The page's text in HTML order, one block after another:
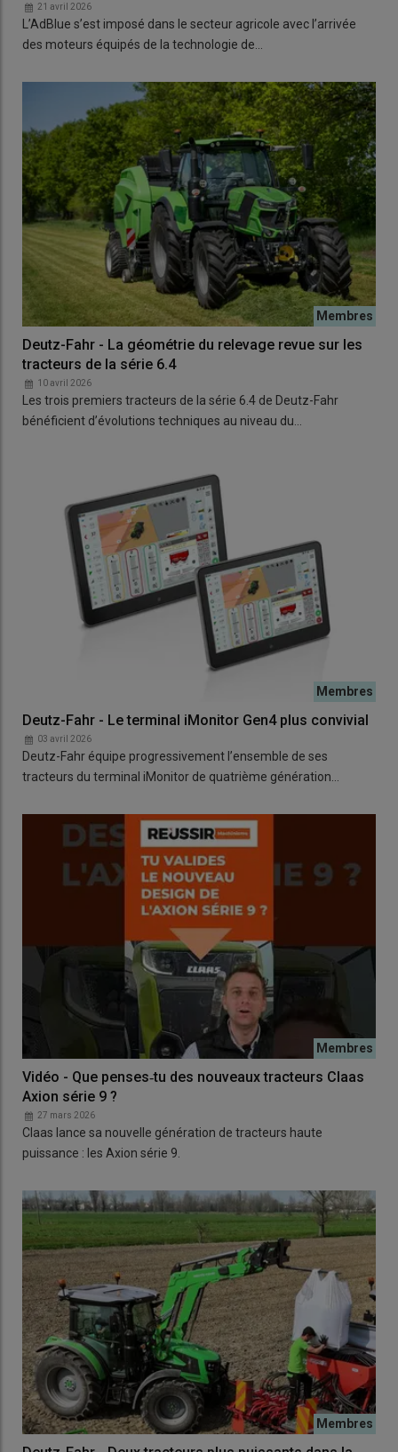
21 avril 2026
L’AdBlue s’est imposé dans le secteur agricole avec l’arrivée
des moteurs équipés de la technologie de…
Deutz-Fahr - La géométrie du relevage revue sur les
tracteurs de la série 6.4
10 avril 2026
Les trois premiers tracteurs de la série 6.4 de Deutz-Fahr
bénéficient d’évolutions techniques au niveau du…
Deutz-Fahr - Le terminal iMonitor Gen4 plus convivial
03 avril 2026
Deutz-Fahr équipe progressivement l’ensemble de ses
tracteurs du terminal iMonitor de quatrième génération…
Vidéo - Que penses‑tu des nouveaux tracteurs Claas
Axion série 9 ?
27 mars 2026
Claas lance sa nouvelle génération de tracteurs haute
puissance : les Axion série 9.